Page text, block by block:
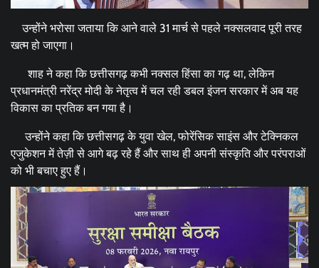
उन्होंने भरोसा जताया कि आने वाले 31 मार्च से पहले नक्सलवाद पूरी तरह
खत्म हो जाएगा।
शाह ने कहा कि छत्तीसगढ़ कभी नक्सल हिंसा का गढ़ था, लेकिन
प्रधानमंत्री नरेंद्र मोदी के नेतृत्व में चल रही डबल इंजन सरकार में अब यह
विकास का प्रतिक बन गया है।
उन्होंने कहा कि छत्तीसगढ़ के युवा खेल, फोरेंसिक साइंस और टेक्निकल
एजुकेशन में तेज़ी से आगे बढ़ रहे हैं और साथ ही अपनी संस्कृति और परंपराओं
को भी बचाए हुए हैं।